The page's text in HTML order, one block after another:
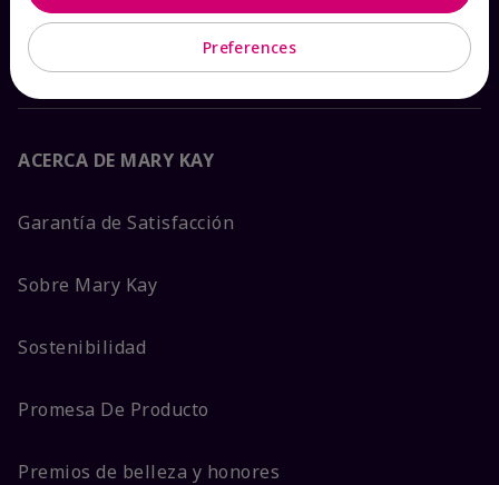
Preguntas frecuentes
ACERCA DE MARY KAY
Garantía de Satisfacción
Sobre Mary Kay
Sostenibilidad
Promesa De Producto
Premios de belleza y honores
Preferences